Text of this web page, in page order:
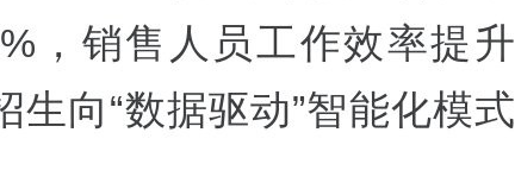
，销售人员工作效率提升
生向“数据驱动”智能化模式